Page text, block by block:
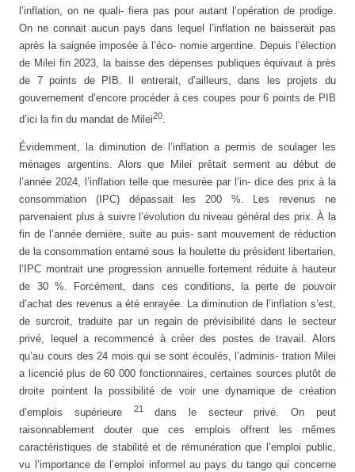
l’inflation, on ne quali- fiera pas pour autant l’opération de prodige.
On ne connait aucun pays dans lequel l’inflation ne baisserait pas
après la saignée imposée à l’éco- nomie argentine. Depuis l’élection
de Milei fin 2023, la baisse des dépenses publiques équivaut à près
de 7 points de PIB. Il entrerait, d’ailleurs, dans les projets du
gouvernement d’encore procéder à ces coupes pour 6 points de PIB
d’ici la fin du mandat de Milei20.
Évidemment, la diminution de l’inflation a permis de soulager les
ménages argentins. Alors que Milei prêtait serment au début de
l’année 2024, l’inflation telle que mesurée par l’in- dice des prix à la
consommation (IPC) dépassait les 200 %. Les revenus ne
parvenaient plus à suivre l’évolution du niveau général des prix. À la
fin de l’année dernière, suite au puis- sant mouvement de réduction
de la consommation entamé sous la houlette du président libertarien,
l’IPC montrait une progression annuelle fortement réduite à hauteur
de 30 %. Forcément, dans ces conditions, la perte de pouvoir
d’achat des revenus a été enrayée. La diminution de l’inflation s’est,
de surcroit, traduite par un regain de prévisibilité dans le secteur
privé, lequel a recommencé à créer des postes de travail. Alors
qu’au cours des 24 mois qui se sont écoulés, l’adminis- tration Milei
a licencié plus de 60 000 fonctionnaires, certaines sources plutôt de
droite pointent la possibilité de voir une dynamique de création
d’emplois supérieure
21dans le secteur privé. On peut
raisonnablement douter que ces emplois offrent les mêmes
caractéristiques de stabilité et de rémunération que l’emploi public,
vu l’importance de l’emploi informel au pays du tango qui concerne